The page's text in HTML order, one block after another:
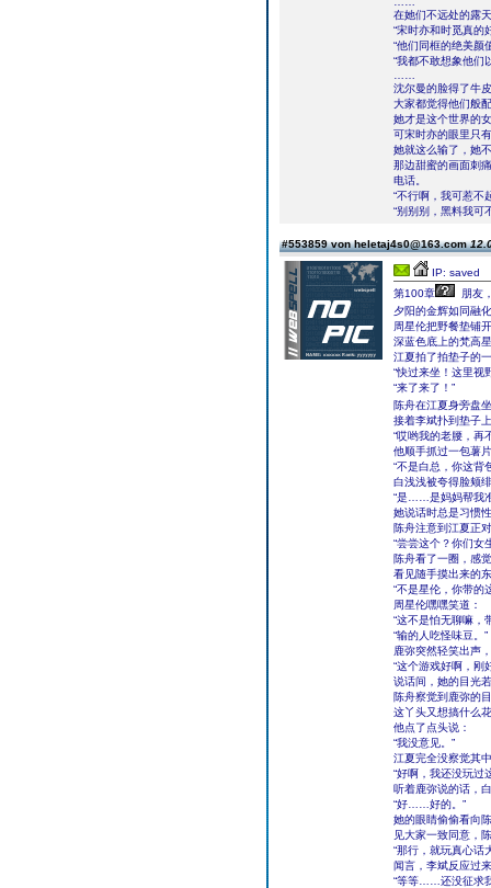
在她们不远处的露
“宋时亦和时觅真的
“他们同框的绝美颜
“我都不敢想象他们
沈尔曼的脸得了牛
大家都觉得他们般
她才是这个世界的
可宋时亦的眼里只
她就这么输了，她
那边甜蜜的画面刺
电话。
“不行啊，我可惹不
“别别别，黑料我
#553859 von heletaj4s0@163.com
IP: saved
第100章
朋友
夕阳的金辉如同融
周星伦把野餐垫铺
深蓝色底上的梵高
江夏拍了拍垫子的
“快过来坐！这里视
“来了来了！”
陈舟在江夏身旁盘
接着李斌扑到垫子
“哎哟我的老腰，再
他顺手抓过一包薯
“不是白总，你这背
白浅浅被夸得脸颊
“是……是妈妈帮我
她说话时总是习惯
陈舟注意到江夏正
“尝尝这个？你们女
陈舟看了一圈，感
看见随手摸出来的
“不是星伦，你带的
周星伦嘿嘿笑道：
“这不是怕无聊嘛，
“输的人吃怪味豆。”
鹿弥突然轻笑出声
“这个游戏好啊，刚
说话间，她的目光
陈舟察觉到鹿弥的
这丫头又想搞什么
他点了点头说：
“我没意见。”
江夏完全没察觉其
“好啊，我还没玩过
听着鹿弥说的话，
“好……好的。”
她的眼睛偷偷看向
见大家一致同意，
“那行，就玩真心话
闻言，李斌反应过
“等等……还没征求